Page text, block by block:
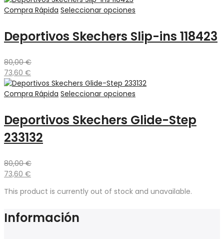
Compra Rápida Seleccionar opciones
Deportivos Skechers Slip-ins 118423
80,00€
73,60 €
Compra Rápida Seleccionar opciones
Deportivos Skechers Glide-Step
233132
80,00€
73,60 €
This product is currently out of stock and unavailable.
Información